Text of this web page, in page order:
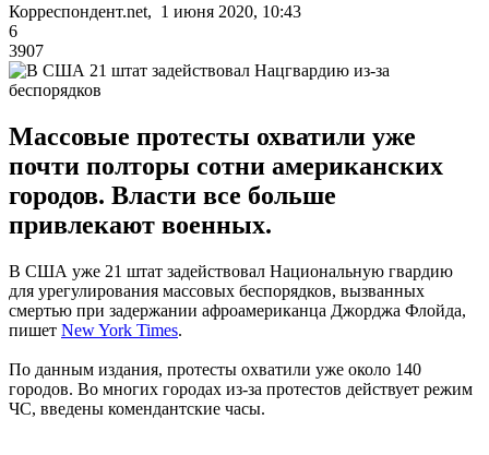
Корреспондент.net, 1 июня 2020, 10:43
6
3907
Массовые протесты охватили уже
почти полторы сотни американских
городов. Власти все больше
привлекают военных.
В США уже 21 штат задействовал Национальную гвардию
для урегулирования массовых беспорядков, вызванных
смертью при задержании афроамериканца Джорджа Флойда,
пишет New York Times.
По данным издания, протесты охватили уже около 140
городов. Во многих городах из-за протестов действует режим
ЧС, введены комендантские часы.